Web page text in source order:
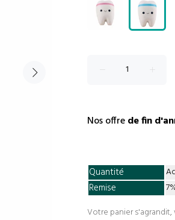
Nos offrede fin
Quantité
Remise
Votre panier s'agrandit,